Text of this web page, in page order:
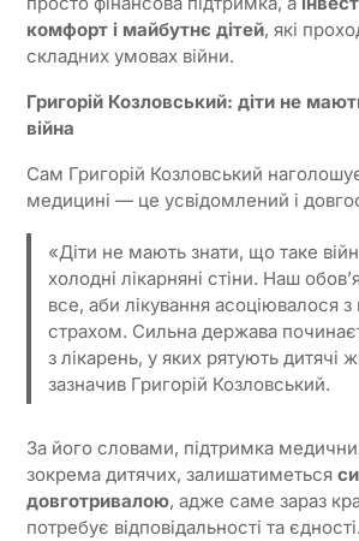
комфорт і майбутнє дітей, які
складних умовах війни.
Григорій Козловський: діти не
війна
Сам Григорій Козловський
медицині — це усвідомлений і
«Діти не мають знати, що таке
холодні лікарняні стіни. Наш
все, аби лікування асоціювалося
страхом. Сильна держава
з лікарень, у яких рятують
зазначив Григорій Козловський.
За його словами, підтримка
зокрема дитячих, залишатиметься
довготривалою, адже саме зараз
потребує відповідальності та єдності.